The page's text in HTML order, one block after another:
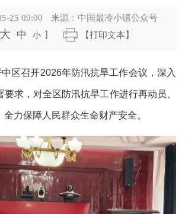
25 09:00 来源： 中国最冷小镇公众号
大 中 小 】 【打印文本】
召开2026年防汛抗旱工作会议，深入
求，对全区防汛抗旱工作进行再动员、
力保障人民群众生命财产安全。